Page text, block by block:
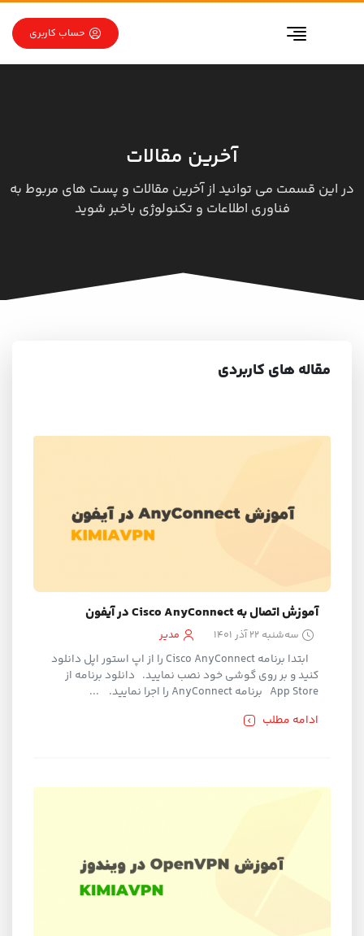
برو به فهرست
برو به محتوا
حساب کاربری
آخرین مقالات
در این قسمت می توانید از آخرین مقالات و پست های مربوط به
فناوری اطلاعات و تکنولوژی باخبر شوید
مقاله های کاربردی
آموزش اتصال به Cisco AnyConnect در آیفون
سه‌شنبه ۲۲ آذر ۱۴۰۱ مدیر
ابتدا برنامه Cisco AnyConnect را از اپ استور اپل دانلود
کنید و بر روی گوشی خود نصب نمایید. دانلود برنامه از
App Store برنامه AnyConnect را اجرا نمایید. ...
ادامه مطلب